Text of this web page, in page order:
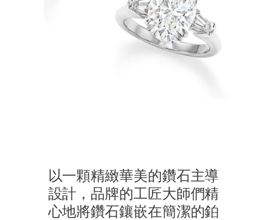
以一顆精緻華美的鑽石主導
設計，品牌的工匠大師們精
心地將鑽石鑲嵌在簡潔的鉑